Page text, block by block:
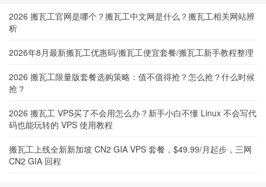
2026 搬瓦工官网是哪个？搬瓦工中文网是什么？搬瓦工相关网站辨
析
2026年8月最新搬瓦工优惠码/搬瓦工便宜套餐/搬瓦工新手教程整理
2026 搬瓦工限量版套餐选购策略：值不值得抢？怎么抢？什么时候
抢？
2026 搬瓦工 VPS买了不会用怎么办？新手小白不懂 Linux 不会写代
码也能玩转的 VPS 使用教程
搬瓦工上线全新新加坡 CN2 GIA VPS 套餐，$49.99/月起步，三网
CN2 GIA 回程